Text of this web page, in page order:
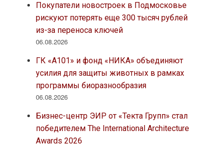
Покупатели новостроек в Подмосковье
рискуют потерять еще 300 тысяч рублей
из-за переноса ключей
06.08.2026
ГК «А101» и фонд «НИКА» объединяют
усилия для защиты животных в рамках
программы биоразнообразия
06.08.2026
Бизнес-центр ЭИР от «Текта Групп» стал
победителем The International Architecture
Awards 2026